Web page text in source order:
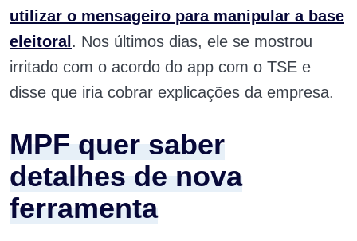
utilizar o mensageiro para manipular a base
eleitoral . Nos últimos dias, ele se mostrou
irritado com o acordo do app com o TSE e
disse que iria cobrar explicações da empresa.
MPF quer saber
detalhes de nova
ferramenta